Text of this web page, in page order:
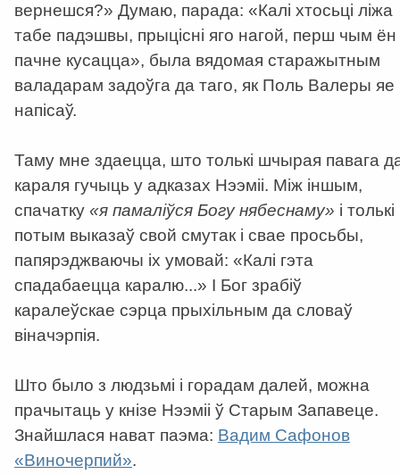
вернешся?» Думаю, парада: «Калі хтосьці ліжа
табе падэшвы, прыцісні яго нагой, перш чым ён
пачне кусацца», была вядомая старажытным
валадарам задоўга да таго, як Поль Валеры яе
напісаў.
Таму мне здаецца, што толькі шчырая павага
караля гучыць у адказах Нээміі. Між іншым,
спачатку «я памаліўся Богу нябеснаму» і толькі
потым выказаў свой смутак і свае просьбы,
папярэджваючы іх умовай: «Калі гэта
спадабаецца каралю...» І Бог зрабіў
каралеўскае сэрца прыхільным да словаў
віначэрпія.
Што было з людзьмі і горадам далей, можна
прачытаць у кнізе Нээміі ў Старым Запавеце.
Знайшлася нават паэма: Вадим Сафонов
«Виночерпий».